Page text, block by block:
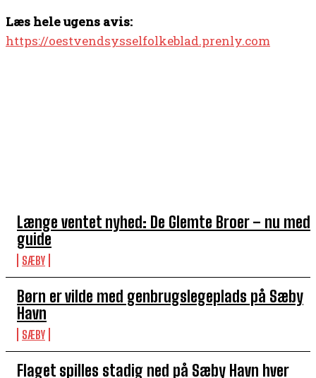
Længe ventet nyhed: De Glemte Broer – nu med
guide
SÆBY
Børn er vilde med genbrugslegeplads på Sæby
Havn
SÆBY
Flaget spilles stadig ned på Sæby Havn hver
Læs hele ugens avis:
https://oestvendsysselfolkeblad.prenly.com